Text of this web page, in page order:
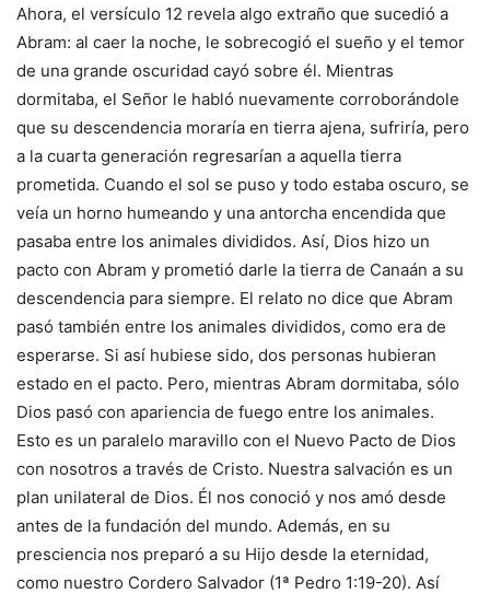
Ahora, el versículo 12 revela algo extraño que sucedió a
Abram: al caer la noche, le sobrecogió el sueño y el temor
de una grande oscuridad cayó sobre él. Mientras
dormitaba, el Señor le habló nuevamente corroborándole
que su descendencia moraría en tierra ajena, sufriría, pero
a la cuarta generación regresarían a aquella tierra
prometida. Cuando el sol se puso y todo estaba oscuro, se
veía un horno humeando y una antorcha encendida que
pasaba entre los animales divididos. Así, Dios hizo un
pacto con Abram y prometió darle la tierra de Canaán a su
descendencia para siempre. El relato no dice que Abram
pasó también entre los animales divididos, como era de
esperarse. Si así hubiese sido, dos personas hubieran
estado en el pacto. Pero, mientras Abram dormitaba, sólo
Dios pasó con apariencia de fuego entre los animales.
Esto es un paralelo maravillo con el Nuevo Pacto de Dios
con nosotros a través de Cristo. Nuestra salvación es un
plan unilateral de Dios. Él nos conoció y nos amó desde
antes de la fundación del mundo. Además, en su
presciencia nos preparó a su Hijo desde la eternidad,
como nuestro Cordero Salvador (1ª Pedro 1:19-20). Así